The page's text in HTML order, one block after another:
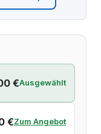
€Ausgewählt
€Zum Angebot